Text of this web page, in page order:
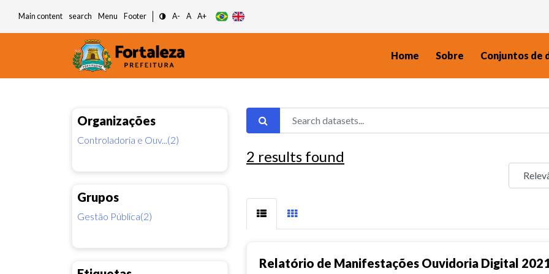
Main content search Menu Footer A- A A+
Home Sobre Conjuntos de
Organizações
Controladoria e Ouv...(2)
Grupos
Gestão Pública(2)
2 results found
Relatório de Manifestações Ouvidoria Digital